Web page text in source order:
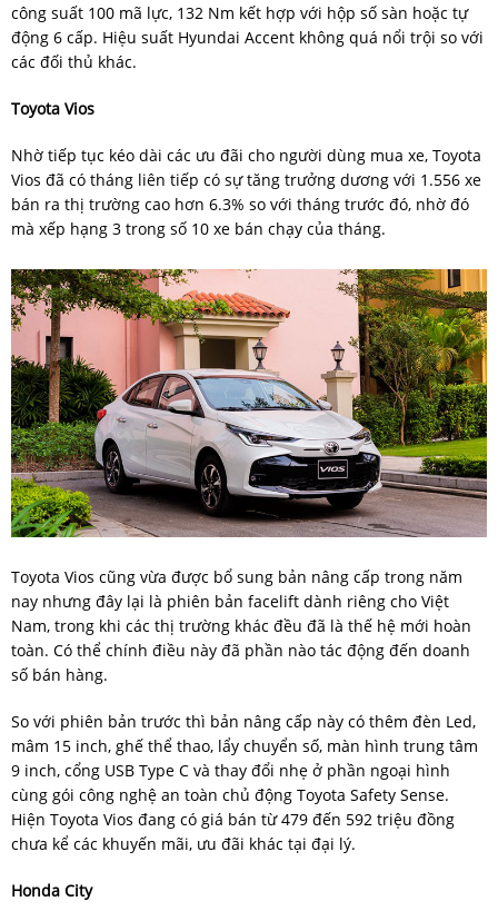
công suất 100 mã lực, 132 Nm kết hợp với hộp số sàn hoặc tự
động 6 cấp. Hiệu suất Hyundai Accent không quá nổi trội so với
các đối thủ khác.
Toyota Vios
Nhờ tiếp tục kéo dài các ưu đãi cho người dùng mua xe, Toyota
Vios đã có tháng liên tiếp có sự tăng trưởng dương với 1.556 xe
bán ra thị trường cao hơn 6.3% so với tháng trước đó, nhờ đó
mà xếp hạng 3 trong số 10 xe bán chạy của tháng.
Toyota Vios cũng vừa được bổ sung bản nâng cấp trong năm
nay nhưng đây lại là phiên bản facelift dành riêng cho Việt
Nam, trong khi các thị trường khác đều đã là thế hệ mới hoàn
toàn. Có thể chính điều này đã phần nào tác động đến doanh
số bán hàng.
So với phiên bản trước thì bản nâng cấp này có thêm đèn Led,
mâm 15 inch, ghế thể thao, lẩy chuyển số, màn hình trung tâm
9 inch, cổng USB Type C và thay đổi nhẹ ở phần ngoại hình
cùng gói công nghệ an toàn chủ động Toyota Safety Sense.
Hiện Toyota Vios đang có giá bán từ 479 đến 592 triệu đồng
chưa kể các khuyến mãi, ưu đãi khác tại đại lý.
Honda City